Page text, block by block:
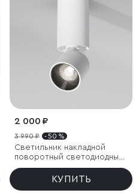
2 000 ₽
3 990 ₽ - 50 %
Светильник накладной
поворотный светодиодный
Spot 8W 4000K белый
КУПИТЬ